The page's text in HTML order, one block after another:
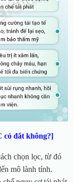
đắt không?]
chọn lọc, từ đó
mô lành tính.